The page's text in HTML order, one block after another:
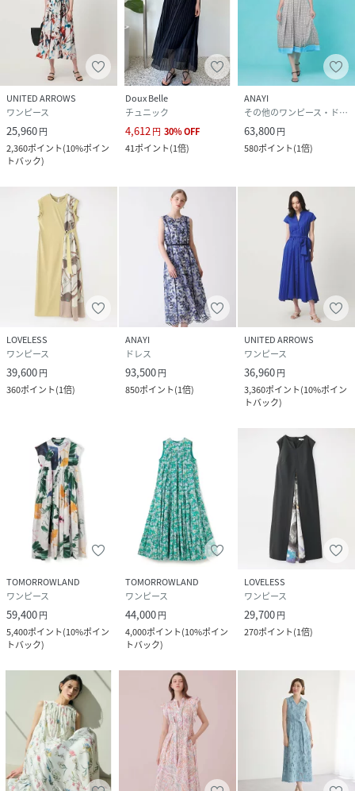
UNITED ARROWS
ワンピース
25,960円
2,360ポイント(10%ポイン
トバック)
Doux Belle
チュニック
4,612 円 30%OFF
41ポイント(1倍)
ANAYI
その他のワンピース・ドレス
63,800円
580ポイント(1倍)
LOVELESS
ワンピース
39,600円
360ポイント(1倍)
ANAYI
ドレス
93,500円
850ポイント(1倍)
UNITED ARROWS
ワンピース
36,960円
3,360ポイント(10%ポイン
トバック)
TOMORROWLAND
ワンピース
59,400円
5,400ポイント(10%ポイン
トバック)
TOMORROWLAND
ワンピース
44,000円
4,000ポイント(10%ポイン
トバック)
LOVELESS
ワンピース
29,700円
270ポイント(1倍)